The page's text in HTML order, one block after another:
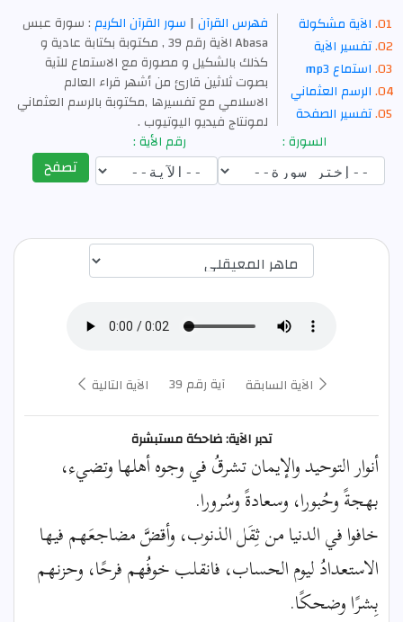
الآية مشكولة
تفسير الآية
استماع mp3
الرسم العثماني
تفسير الصفحة
فهرس القرآن | سور القرآن الكريم: سورة عبس
Abasa الآية رقم 39 , مكتوبة بكتابة عادية و
كذلك بالشكيل و مصورة مع الاستماع للآية
بصوت ثلاثين قارئ من أشهر قراء العالم
الاسلامي مع تفسيرها ,مكتوبة بالرسم العثماني
لمونتاج فيديو اليوتيوب .
السورة :
رقم الأية :
تصفح
اختيار قارئ الآية
الآية السابقة آية رقم 39 الآية التالية
تدبر الآية: ضاحكة مستبشرة
أنوار التوحيد والإيمان تشرقُ في وجوه أهلها وتضيء،
بهجةً وحُبورا، وسعادةً وسُرورا.
خافوا في الدنيا من ثِقَل الذنوب، وأقضَّ مضاجعَهم فيها
الاستعدادُ ليوم الحساب، فانقلب خوفُهم فرحًا، وحزنهم
بِشرًا وضحكًا.